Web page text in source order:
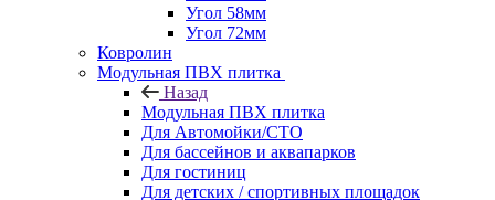
Угол 58мм
Угол 72мм
Ковролин
Модульная ПВХ плитка
Назад
Модульная ПВХ плитка
Для Автомойки/СТО
Для бассейнов и аквапарков
Для гостиниц
Для детских / спортивных площадок